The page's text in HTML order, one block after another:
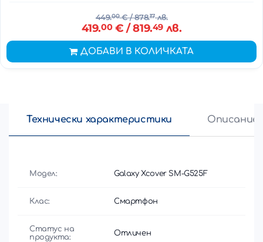
449.00€/ 878.17лв.
419.00€ / 819.49лв.
ДОБАВИ В КОЛИЧКАТА
Технически характеристики Описание
Модел: Galaxy Xcover SM-G525F
Клас: Смартфон
Статус на
продукта:
Отличен